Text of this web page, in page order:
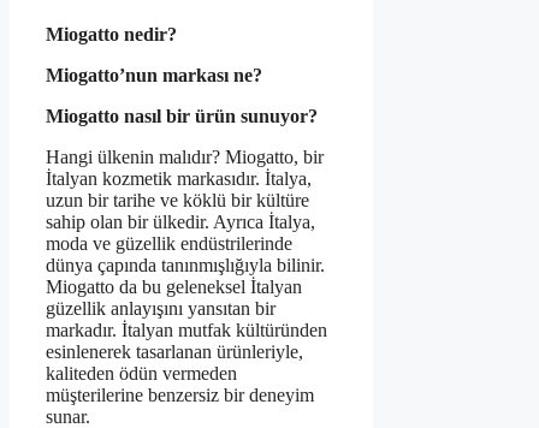
Miogatto nedir?
Miogatto’nun markası ne?
Miogatto nasıl bir ürün sunuyor?
Hangi ülkenin malıdır? Miogatto, bir
İtalyan kozmetik markasıdır. İtalya,
uzun bir tarihe ve köklü bir kültüre
sahip olan bir ülkedir. Ayrıca İtalya,
moda ve güzellik endüstrilerinde
dünya çapında tanınmışlığıyla bilinir.
Miogatto da bu geleneksel İtalyan
güzellik anlayışını yansıtan bir
markadır. İtalyan mutfak kültüründen
esinlenerek tasarlanan ürünleriyle,
kaliteden ödün vermeden
müşterilerine benzersiz bir deneyim
sunar.